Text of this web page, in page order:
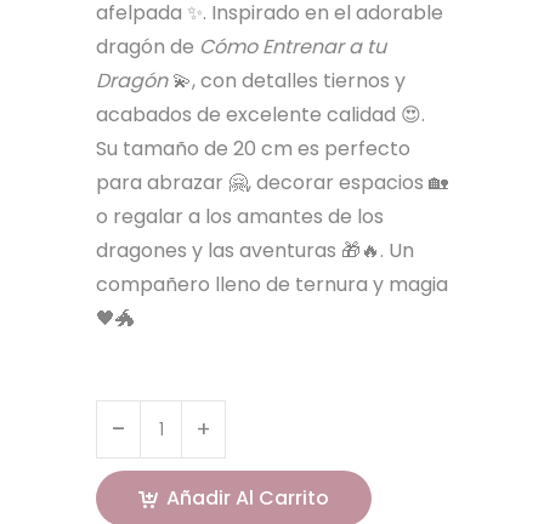
afelpada ✨. Inspirado en el adorable
dragón de Cómo Entrenar a tu
Dragón💫, con detalles tiernos y
acabados de excelente calidad 😍.
Su tamaño de 20 cm es perfecto
para abrazar 🤗, decorar espacios 🏡
o regalar a los amantes de los
dragones y las aventuras 🎁🔥. Un
compañero lleno de ternura y magia
🖤🐲
Añadir Al Carrito